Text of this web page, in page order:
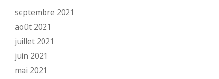
septembre 2021
août 2021
juillet 2021
juin 2021
mai 2021